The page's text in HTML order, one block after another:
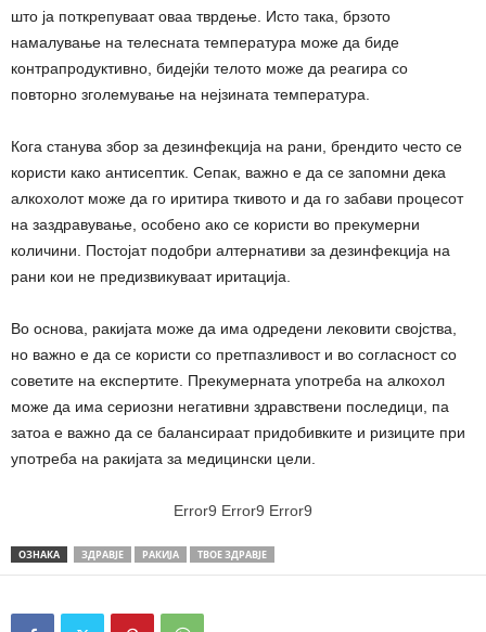
што ја поткрепуваат оваа тврдење. Исто така, брзото
намалување на телесната температура може да биде
контрапродуктивно, бидејќи телото може да реагира со
повторно зголемување на нејзината температура.
Кога станува збор за дезинфекција на рани, брендито често се
користи како антисептик. Сепак, важно е да се запомни дека
алкохолот може да го иритира ткивото и да го забави процесот
на заздравување, особено ако се користи во прекумерни
количини. Постојат подобри алтернативи за дезинфекција на
рани кои не предизвикуваат иритација.
Во основа, ракијата може да има одредени лековити својства,
но важно е да се користи со претпазливост и во согласност со
советите на експертите. Прекумерната употреба на алкохол
може да има сериозни негативни здравствени последици, па
затоа е важно да се балансираат придобивките и ризиците при
употреба на ракијата за медицински цели.
Error9 Error9 Error9
ОЗНАКА ЗДРАВЈЕ РАКИЈА ТВОЕ ЗДРАВЈЕ